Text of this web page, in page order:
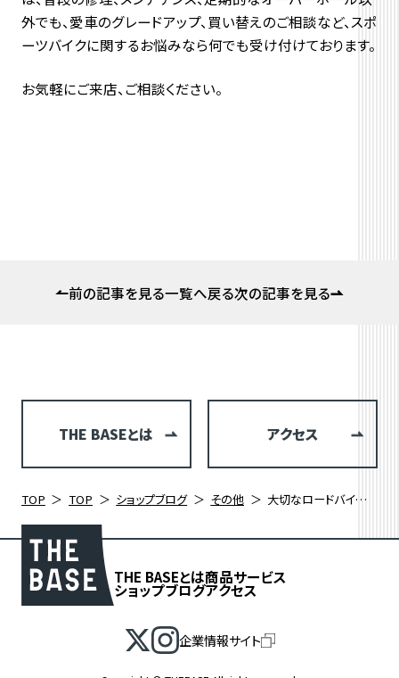
外でも、愛車のグレードアップ、買い替えのご相談など、スポ
ーツバイクに関するお悩みなら何でも受け付けております。
お気軽にご来店、ご相談ください。
前の記事を見る一覧へ戻る次の記事を見る
THE BASEとは アクセス
TOP TOP ショップブログ その他 大切なロードバイク 日頃のメンテナンスと定期的なオーバーホールのススメ
THE BASEとは商品サービス
ショップブログアクセス
企業情報サイト